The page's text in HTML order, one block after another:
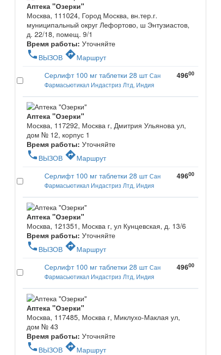
Аптека "Озерки"
Москва, 111024, Город Москва, вн.тер.г.
муниципальный округ Лефортово, ш Энтузиастов,
д. 22/18, помещ. 9/1
Время работы: Уточняйте
phone ВЫЗОВ directionsМаршрут
Серлифт 100 мг таблетки 28 штСан
Фармасьютикал Индастриз Лтд, Индия
49600
Аптека "Озерки"
Москва, 117292, Москва г, Дмитрия Ульянова ул,
дом № 12, корпус 1
Время работы: Уточняйте
phone ВЫЗОВ directionsМаршрут
Серлифт 100 мг таблетки 28 штСан
Фармасьютикал Индастриз Лтд, Индия
49600
Аптека "Озерки"
Москва, 121351, Москва г, ул Кунцевская, д. 13/6
Время работы: Уточняйте
phone ВЫЗОВ directionsМаршрут
Серлифт 100 мг таблетки 28 штСан
Фармасьютикал Индастриз Лтд, Индия
49600
Аптека "Озерки"
Москва, 117485, Москва г, Миклухо-Маклая ул,
дом № 43
Время работы: Уточняйте
phone ВЫЗОВ directionsМаршрут